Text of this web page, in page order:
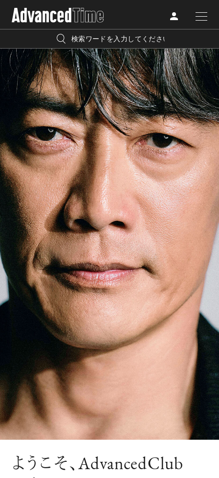
CATEGORY
FASHION
BEAUTY
TRAVEL
LIFESTYLE
FOLLOW US
AdvancedClub
『AdvancedTime』は、自由でしなやかに生きるハイエンド
な大人達におくる、スペシャルイシュー満載のメディア。
高感度なファッション、カルチャーに溺愛、未知の幅広い
教養を求め、今までの人生で積んだ経験、知見を余裕をも
って楽しみながら、進化するソーシャルに寄り添いたい。
何かに縛られていた時間から解き放たれつつある世代の
ライフスタイルを豊かに彩る『AdvancedTime』が発信する
情報をさらに充実し、より速やかに、活用できる
「AdvancedClub」会員組織を設けました。
「AdvancedClub」会員に登録すると、プレゼント応募情報
の一覧、プレミアムな会員限定イベント、ブランドのエクス
クルーシブアイテムの紹介など、特別なコンテンツ情報を
メールマガジンでお届け致します。更に『AdvancedTime』
のタブロイドマガジンのご案内もあり、送付手数料のみを
ご負担いただくことでお手元で『AdvancedTime』をお楽し
みいただけます。
登録は無料です。
一緒に『AdvancedTime』を楽しみましょう！
会員登録をする
人気の検索キーワード
宿泊 プレゼント
リゾート インテリア
美白 アイメイク
ようこそ、AdvancedClub